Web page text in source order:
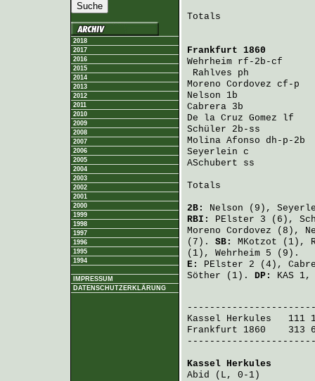
2018
2017
2016
2015
2014
2013
2012
2011
2010
2009
2008
2007
2006
2005
2004
2003
2002
2001
2000
1999
1998
1997
1996
1995
1994
IMPRESSUM
DATENSCHUTZERKLÄRUNG
Totals
Frankfurt 1860
Wehrheim rf-2b-cf
Rahlves ph
Moreno Cordovez cf-p
Nelson 1b
Cabrera 3b
De la Cruz Gomez lf
Schüler 2b-ss
Molina Afonso dh-p-
Seyerlein c
ASchubert ss
Totals
2B: Nelson (9),
RBI: PElster 3 (6),
Moreno Cordovez (8),
(7). SB: MKotzot (1),
(1), Wehrheim 5 (9).
E: PElster 2 (4),
Söther (1). DP:
KAS 1,
Kassel Herkules
111
Frankfurt 1860
313
Kassel Herkules
Abid (L, 0-1)